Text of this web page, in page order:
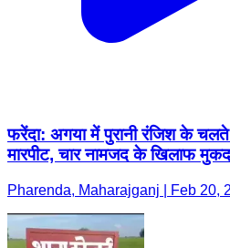
फरेंदा: अगया में पुरानी रंजिश के
मारपीट, चार नामजद के खिलाफ
Pharenda, Maharajganj | Feb 20,